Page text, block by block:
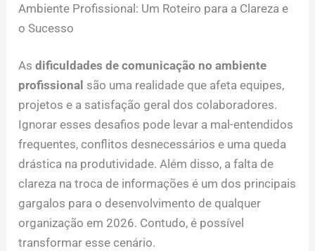
Ambiente Profissional: Um Roteiro para a Clareza e
o Sucesso
Asdificuldades de comunicação no ambiente
profissional são uma realidade que afeta equipes,
projetos e a satisfação geral dos colaboradores.
Ignorar esses desafios pode levar a mal-entendidos
frequentes, conflitos desnecessários e uma queda
drástica na produtividade. Além disso, a falta de
clareza na troca de informações é um dos principais
gargalos para o desenvolvimento de qualquer
organização em 2026. Contudo, é possível
transformar esse cenário.